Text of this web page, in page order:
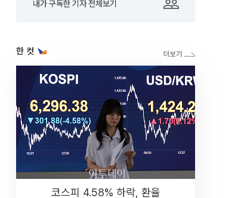
내가 구독한 기자 전체보기
한 컷
코스피 4.58% 하락, 환율